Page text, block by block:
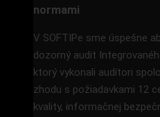
normami
V SOFTIPe sme úspešne
dozorný audit
ktorý vykonali audítori
zhodu s požiadavkami 12
kvality, informačnej